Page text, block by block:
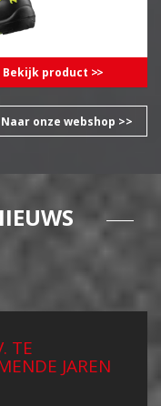
Bekijk product
Naar onze webshop >>
TE
JAREN